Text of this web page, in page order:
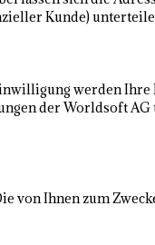
Kunde)
werden Ihre
der Worldsoft AG
von Ihnen zum